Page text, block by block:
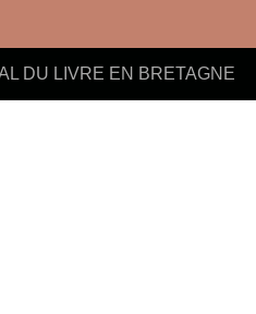
DU LIVRE EN BRETAGNE